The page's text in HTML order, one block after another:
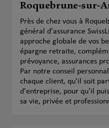
Roquebrune-sur-
Près de chez vous à
général d'assurance
approche globale de vos
épargne retraite,
prévoyance, assurances
Par notre conseil
chaque client, qu'il soit
d'entreprise, pour qu'il
sa vie, privée et